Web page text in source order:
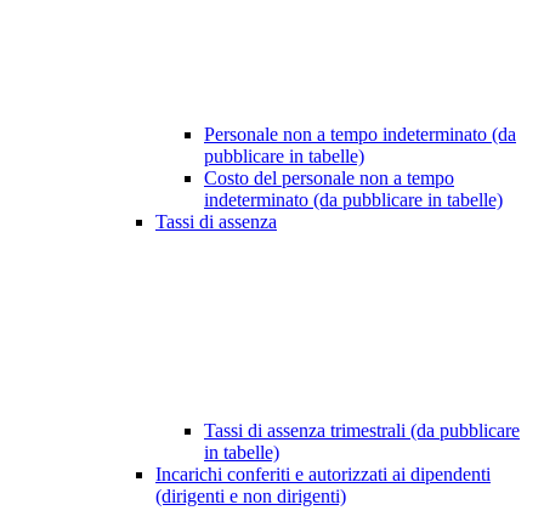
Personale non a tempo indeterminato (da
pubblicare in tabelle)
Costo del personale non a tempo
indeterminato (da pubblicare in tabelle)
Tassi di assenza
Tassi di assenza trimestrali (da pubblicare
in tabelle)
Incarichi conferiti e autorizzati ai dipendenti
(dirigenti e non dirigenti)